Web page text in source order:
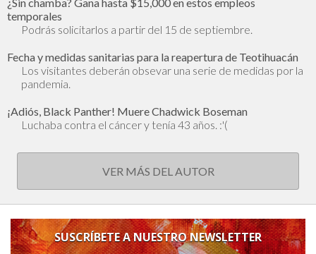
temporales
Podrás solicitarlos a partir del 15 de septiembre.
Fecha y medidas sanitarias para la reapertura de Teotihuacán
Los visitantes deberán obsevar una serie de medidas por la
pandemia.
¡Adiós, Black Panther! Muere Chadwick Boseman
Luchaba contra el cáncer y tenía 43 años. :'(
VER MÁS DEL AUTOR
SUSCRÍBETE A NUESTRO NEWSLETTER